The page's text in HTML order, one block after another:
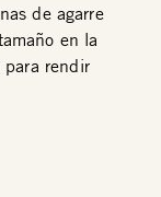
de agarre
en la
rendir